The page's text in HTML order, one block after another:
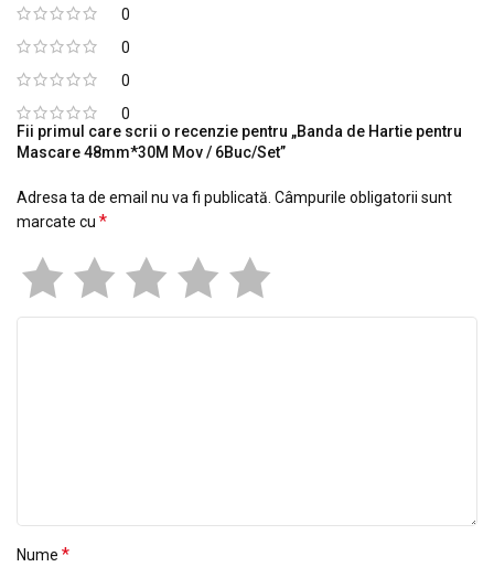
0
0
0
0
Fii primul care scrii o recenzie pentru „Banda de Hartie pentru
Mascare 48mm*30M Mov / 6Buc/Set”
Adresa ta de email nu va fi publicată. Câmpurile obligatorii sunt
marcate cu *
Nume *